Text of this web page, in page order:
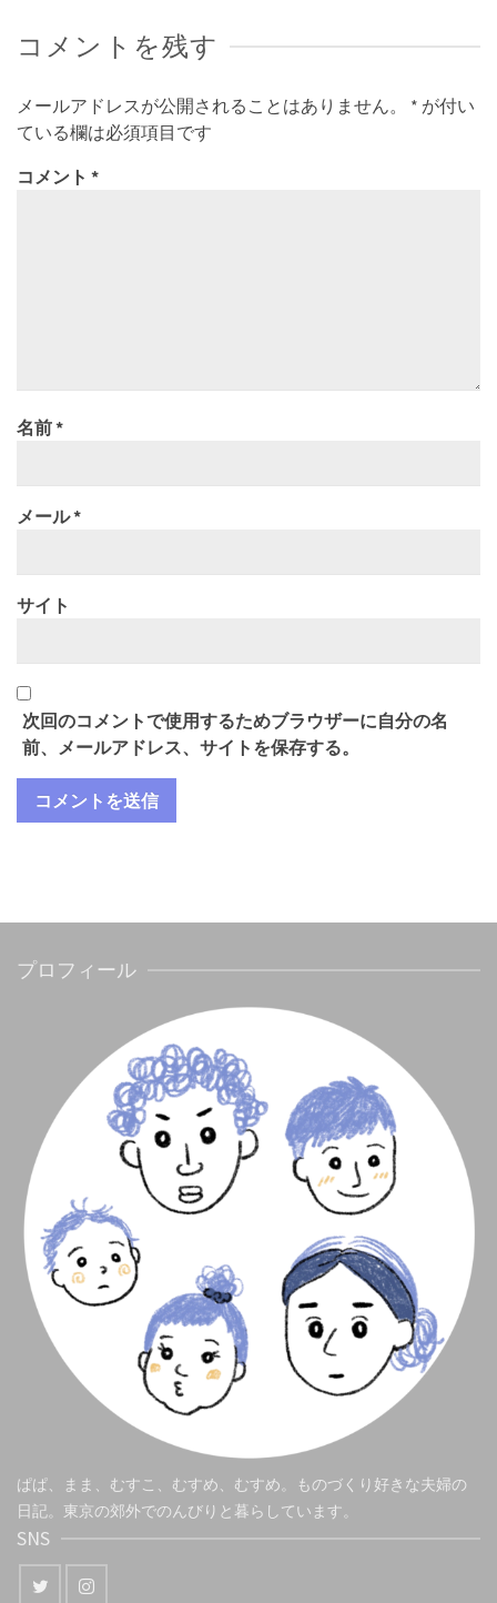
コメントを残す
メールアドレスが公開されることはありません。 * が付い
ている欄は必須項目です
コメント *
名前*
メール*
サイト
次回のコメントで使用するためブラウザーに自分の名
前、メールアドレス、サイトを保存する。
プロフィール
ぱぱ、まま、むすこ、むすめ、むすめ。ものづくり好きな夫婦の
日記。東京の郊外でのんびりと暮らしています。
SNS